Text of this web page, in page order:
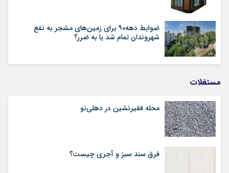
ضوابط دهه۹۰ برای زمین‌های مشجر به نفع
شهروندان تمام شد یا به ضرر؟
مستغلات
محله فقیرنشین در دهلی‏‌نو
فرق سند سبز و آجری چیست؟